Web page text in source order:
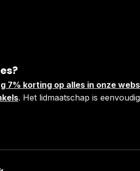
7% korting op alles in onze
. Het lidmaatschap is